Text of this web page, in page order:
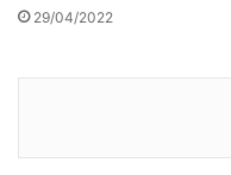
29/04/2022